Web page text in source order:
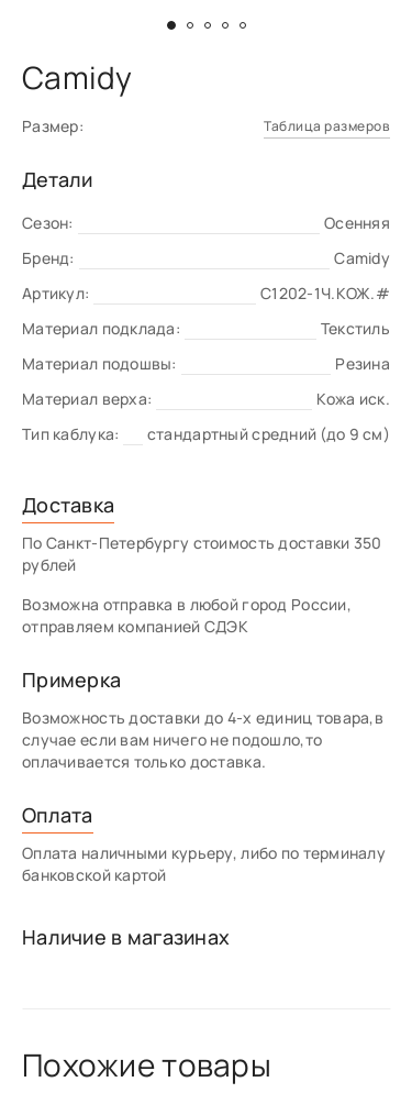
Camidy
Размер: Таблица размеров
Детали
Сезон:
Осенняя
Бренд:
Camidy
Артикул:
C1202-1Ч.КОЖ.#
Материал подклада:
Текстиль
Материал подошвы:
Резина
Материал верха:
Кожа иск.
Тип каблука:
стандартный средний (до 9 см)
Доставка
По Санкт-Петербургу стоимость доставки 350
рублей
Возможна отправка в любой город России,
отправляем компанией СДЭК
Примерка
Возможность доставки до 4-х единиц товара,в
случае если вам ничего не подошло,то
оплачивается только доставка.
Оплата
Оплата наличными курьеру, либо по терминалу
банковской картой
Наличие в магазинах
Похожие товары